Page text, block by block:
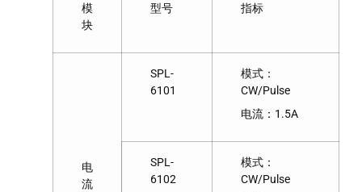
模
块
型号 指标
电
流
SPL-
6101
模式：
CW/Pulse
电流：1.5A
SPL-
6102
模式：
CW/Pulse